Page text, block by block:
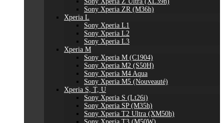
Sony Xperia ZR (M36h)
Xperia L
Sony Xperia L1
Sony Xperia L2
Sony Xperia L3
Xperia M
Sony Xperia M (C1904)
Sony Xperia M2 (S50H)
Sony Xperia M4 Aqua
Sony Xperia M5 (Nouveauté)
Xperia S, T, U
Sony Xperia S (Lt26i)
Sony Xperia SP (M35h)
Sony Xperia T2 Ultra (XM50h)